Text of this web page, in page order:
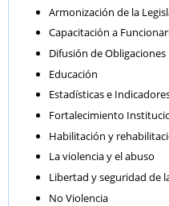
Armonización de la
Capacitación a
Difusión de Obligaciones
Educación
Estadísticas e
Fortalecimiento
Habilitación y
La violencia y el abuso
Libertad y seguridad de
No Violencia